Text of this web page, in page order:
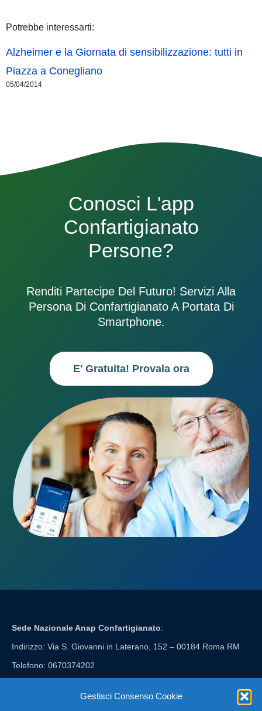
Gestisci Consenso Cookie
Potrebbe interessarti:
Alzheimer e la Giornata di sensibilizzazione: tutti in
Piazza a Conegliano
05/04/2014
Conosci L'app
Confartigianato
Persone?
Renditi Partecipe Del Futuro! Servizi Alla
Persona Di Confartigianato A Portata Di
Smartphone.
E' Gratuita! Provala ora
Sede Nazionale Anap Confartigianato:
Indirizzo: Via S. Giovanni in Laterano, 152 – 00184 Roma RM
Telefono: 0670374202